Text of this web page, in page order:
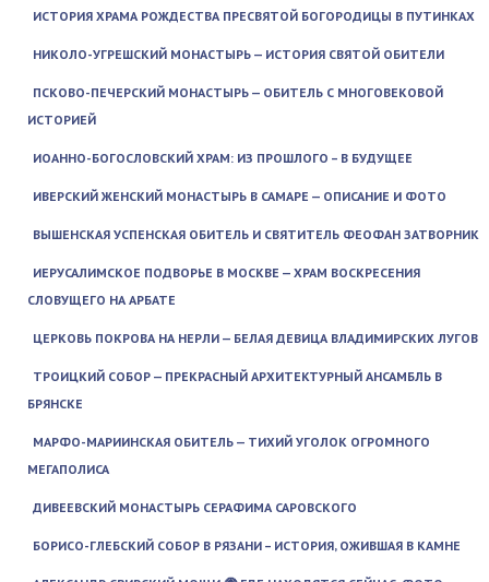
ИСТОРИЯ ХРАМА РОЖДЕСТВА ПРЕСВЯТОЙ БОГОРОДИЦЫ В ПУТИНКАХ
НИКОЛО-УГРЕШСКИЙ МОНАСТЫРЬ — ИСТОРИЯ СВЯТОЙ ОБИТЕЛИ
ПСКОВО-ПЕЧЕРСКИЙ МОНАСТЫРЬ — ОБИТЕЛЬ С МНОГОВЕКОВОЙ
ИСТОРИЕЙ
ИОАННО-БОГОСЛОВСКИЙ ХРАМ: ИЗ ПРОШЛОГО – В БУДУЩЕЕ
ИВЕРСКИЙ ЖЕНСКИЙ МОНАСТЫРЬ В САМАРЕ — ОПИСАНИЕ И ФОТО
ВЫШЕНСКАЯ УСПЕНСКАЯ ОБИТЕЛЬ И СВЯТИТЕЛЬ ФЕОФАН ЗАТВОРНИК
ИЕРУСАЛИМСКОЕ ПОДВОРЬЕ В МОСКВЕ — ХРАМ ВОСКРЕСЕНИЯ
СЛОВУЩЕГО НА АРБАТЕ
ЦЕРКОВЬ ПОКРОВА НА НЕРЛИ — БЕЛАЯ ДЕВИЦА ВЛАДИМИРСКИХ ЛУГОВ
ТРОИЦКИЙ СОБОР — ПРЕКРАСНЫЙ АРХИТЕКТУРНЫЙ АНСАМБЛЬ В
БРЯНСКЕ
МАРФО-МАРИИНСКАЯ ОБИТЕЛЬ — ТИХИЙ УГОЛОК ОГРОМНОГО
МЕГАПОЛИСА
ДИВЕЕВСКИЙ МОНАСТЫРЬ СЕРАФИМА САРОВСКОГО
БОРИСО-ГЛЕБСКИЙ СОБОР В РЯЗАНИ – ИСТОРИЯ, ОЖИВШАЯ В КАМНЕ